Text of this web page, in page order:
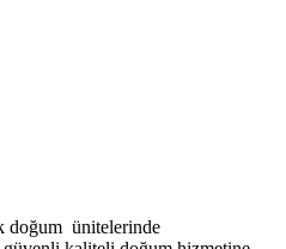
doğum ünitelerinde